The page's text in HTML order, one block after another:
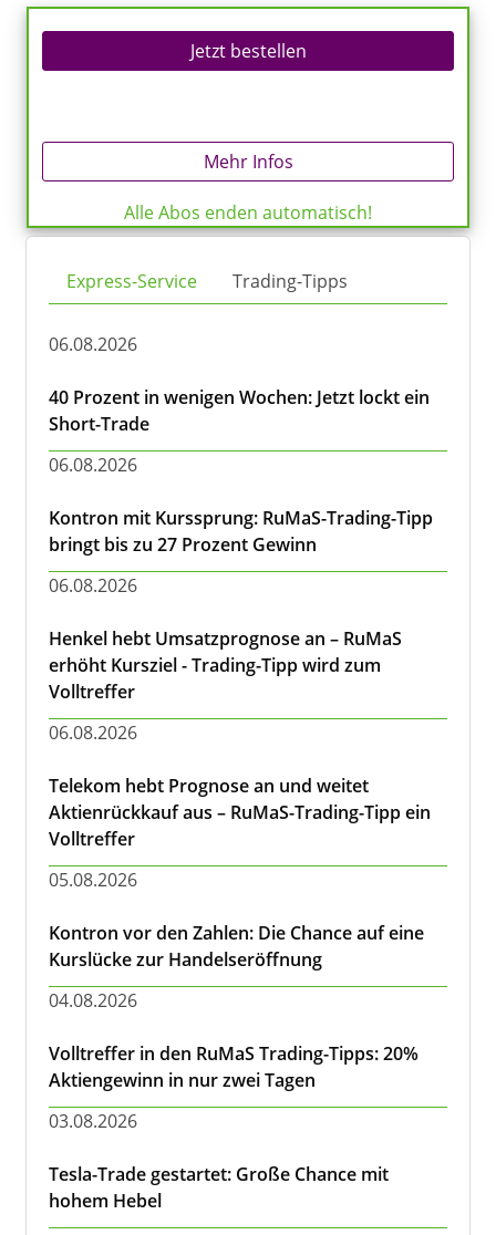
Jetzt bestellen
Mehr Infos
Alle Abos enden automatisch!
Express-Service Trading-Tipps
06.08.2026
40 Prozent in wenigen Wochen: Jetzt lockt ein
Short-Trade
06.08.2026
Kontron mit Kurssprung: RuMaS-Trading-Tipp
bringt bis zu 27 Prozent Gewinn
06.08.2026
Henkel hebt Umsatzprognose an – RuMaS
erhöht Kursziel - Trading-Tipp wird zum
Volltreffer
06.08.2026
Telekom hebt Prognose an und weitet
Aktienrückkauf aus – RuMaS-Trading-Tipp ein
Volltreffer
05.08.2026
Kontron vor den Zahlen: Die Chance auf eine
Kurslücke zur Handelseröffnung
04.08.2026
Volltreffer in den RuMaS Trading-Tipps: 20%
Aktiengewinn in nur zwei Tagen
03.08.2026
Tesla-Trade gestartet: Große Chance mit
hohem Hebel